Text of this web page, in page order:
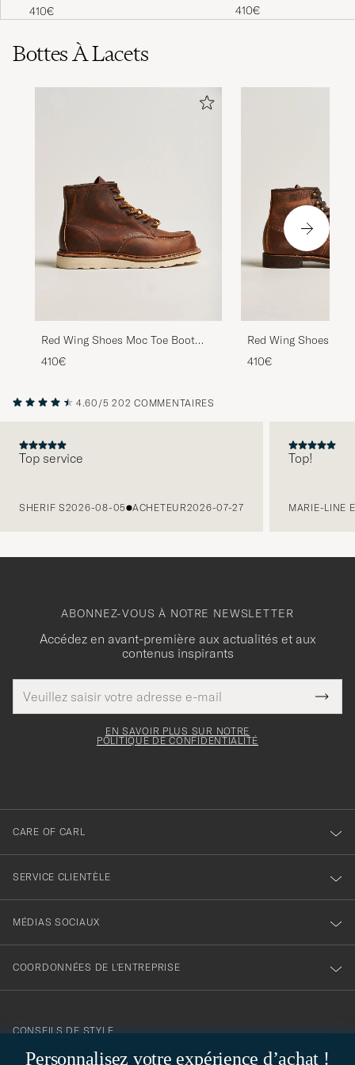
410€ 410€
Bottes À Lacets
Red Wing Shoes Moc Toe Boot
Copper Rough/Though Leather
410€
Red Wing Shoes
Copper Rough/
410€
4.60/5 202 COMMENTAIRES
Top service
SHERIF S2026-08-05 ACHETEUR2026-07-27
Top!
MARIE-LINE
Personnalisez votre expérience d’achat !
ABONNEZ-VOUS À NOTRE NEWSLETTER
Accédez en avant-première aux actualités et aux
contenus inspirants
de
courrier
Merci
pour
EN SAVOIR PLUS SUR NOTRE
POLITIQUE DE CONFIDENTIALITÉ
CARE OF CARL
SERVICE CLIENTÈLE
MÉDIAS SOCIAUX
COORDONNÉES DE L'ENTREPRISE
CONSEILS DE STYLE